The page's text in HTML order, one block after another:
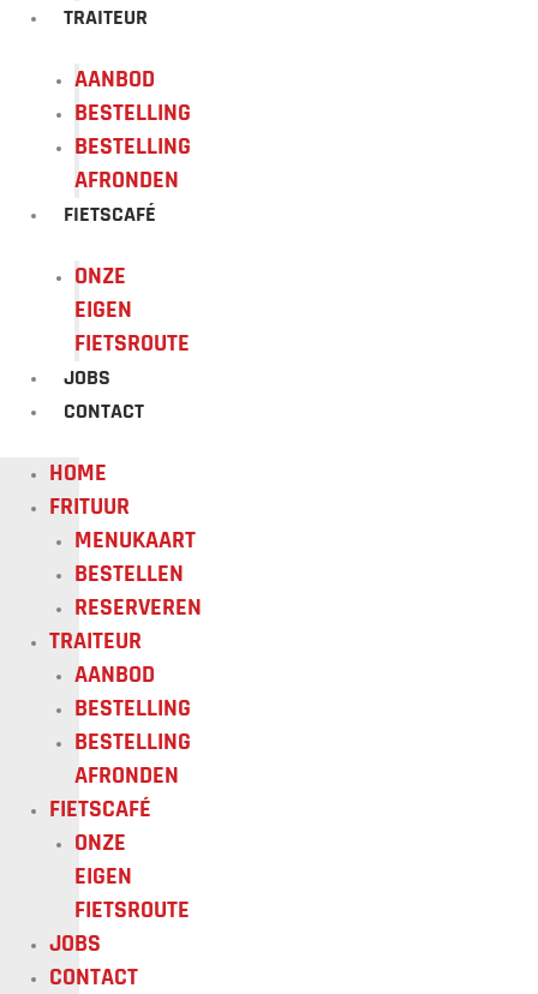
TRAITEUR
AANBOD
BESTELLING
BESTELLING
AFRONDEN
FIETSCAFÉ
ONZE
EIGEN
FIETSROUTE
JOBS
CONTACT
HOME
FRITUUR
MENUKAART
BESTELLEN
RESERVEREN
TRAITEUR
AANBOD
BESTELLING
BESTELLING
AFRONDEN
FIETSCAFÉ
ONZE
EIGEN
FIETSROUTE
JOBS
CONTACT